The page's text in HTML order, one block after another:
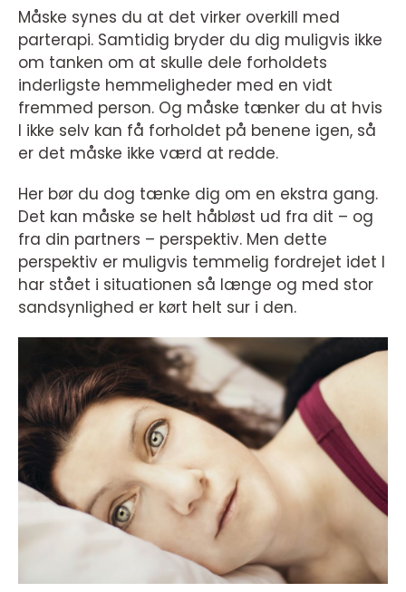
Måske synes du at det virker overkill med
parterapi. Samtidig bryder du dig muligvis ikke
om tanken om at skulle dele forholdets
inderligste hemmeligheder med en vidt
fremmed person. Og måske tænker du at hvis
I ikke selv kan få forholdet på benene igen, så
er det måske ikke værd at redde.
Her bør du dog tænke dig om en ekstra gang.
Det kan måske se helt håbløst ud fra dit – og
fra din partners – perspektiv. Men dette
perspektiv er muligvis temmelig fordrejet idet I
har stået i situationen så længe og med stor
sandsynlighed er kørt helt sur i den.